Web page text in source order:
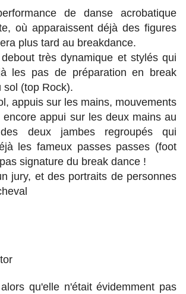
de danse acrobatique
où apparaissent déjà des figures
plus tard au breakdance.
très dynamique et stylés qui
les pas de préparation en break
sol (top Rock).
appuis sur les mains, mouvements
appui sur les deux mains au
deux jambes regroupés qui
les fameux passes passes (foot
signature du break dance !
jury, et des portraits de personnes
qu'elle n'était évidemment pas